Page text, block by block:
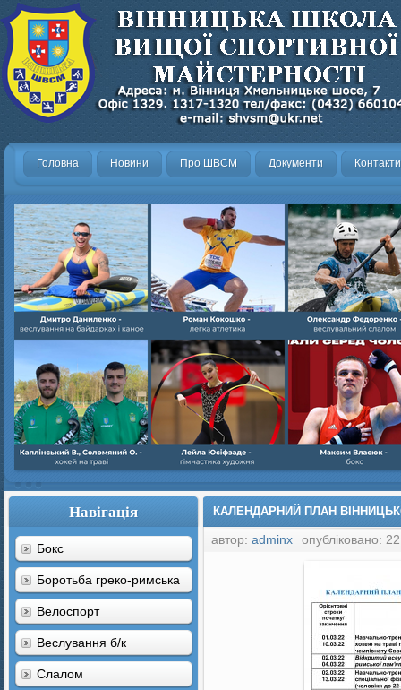
Головна Новини Про ШВСМ Документи Контакти
Навігація
Бокс
Боротьба греко-римська
Велоспорт
Веслування б/к
Cлалом
КАЛЕНДАРНИЙ ПЛАН
автор: adminx опубліковано: